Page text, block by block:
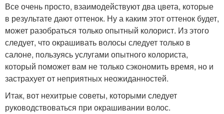
Все очень просто, взаимодействуют два цвета, которые
в результате дают оттенок. Ну а каким этот оттенок будет,
может разобраться только опытный колорист. Из этого
следует, что окрашивать волосы следует только в
салоне, пользуясь услугами опытного колориста,
который поможет вам не только сэкономить время, но и
застрахует от неприятных неожиданностей.
Итак, вот нехитрые советы, которыми следует
руководствоваться при окрашивании волос.